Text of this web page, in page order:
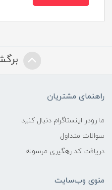
راهنمای مشتریان
ما رودر اینستاگرام دنبال کنید
سوالات متداول
دریافت کد رهگیری مرسوله
منوی وب‌سایت